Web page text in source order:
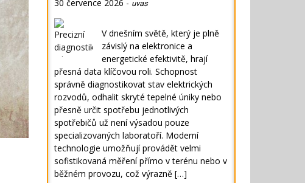
30 července 2026 - uvas
V dnešním světě, který je plně
závislý na elektronice a
energetické efektivitě, hrají
přesná data klíčovou roli. Schopnost
správně diagnostikovat stav elektrických
rozvodů, odhalit skryté tepelné úniky nebo
přesně určit spotřebu jednotlivých
spotřebičů už není výsadou pouze
specializovaných laboratoří. Moderní
technologie umožňují provádět velmi
sofistikovaná měření přímo v terénu nebo v
běžném provozu, což výrazně […]